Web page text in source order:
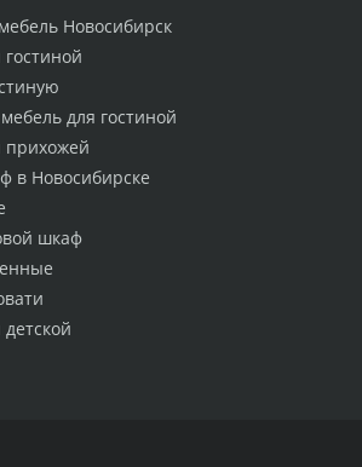
Новосибирск
для гостиной
прихожей
в Новосибирске
шкаф